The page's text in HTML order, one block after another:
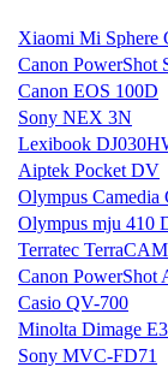
Xiaomi Mi Sphere
Canon PowerShot
Canon EOS 100D
Sony NEX 3N
Lexibook
Aiptek Pocket DV
Olympus Camedia
Olympus mju 410
Terratec
Canon PowerShot
Casio QV-700
Minolta Dimage
Sony MVC-FD71